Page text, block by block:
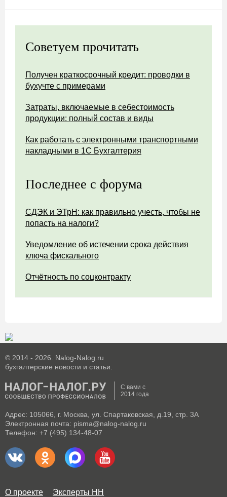
Советуем прочитать
Получен краткосрочный кредит: проводки в
бухучте с примерами
Затраты, включаемые в себестоимость
продукции: полный состав и виды
Как работать с электронными транспортными
накладными в 1С Бухгалтерия
Последнее с форума
СДЭК и ЭТрН: как правильно учесть, чтобы не
попасть на налоги?
Уведомление об истечении срока действия
ключа фискального
Отчётность по соцконтракту
© 2014 - 2026. Nalog-Nalog.ru
бухгалтерские новости и статьи.
С вами с
2014 года
Адрес: 105066, г. Москва, ул. Спартаковская, д.19, стр. 3А
Электронная почта: pisma@nalog-nalog.ru
Телефон: +7 (495) 134-48-07
О проекте Эксперты НН